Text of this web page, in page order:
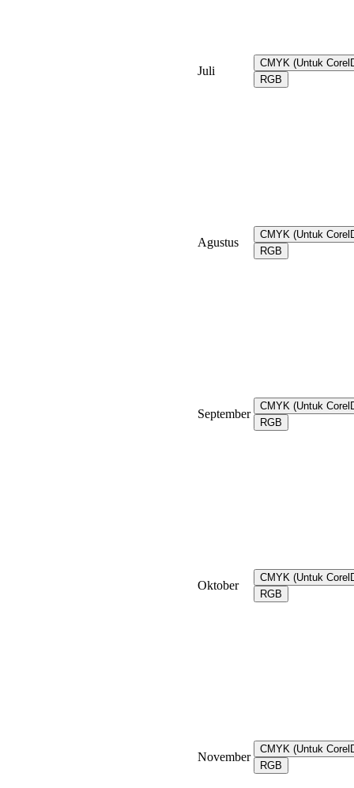
Juli
CMYK (Untuk
RGB
Agustus
CMYK (Untuk
RGB
September
CMYK (Untuk
RGB
Oktober
CMYK (Untuk
RGB
November
CMYK (Untuk
RGB